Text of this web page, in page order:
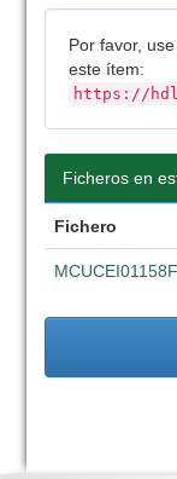
Por favor,
este ítem:
https://
Ficheros en
Fichero